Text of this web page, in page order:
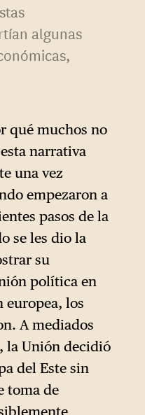
algunas
un
nuevo,
y
de
el euro no
durante
que el
mercado
moneda
posibles
la
qué muchos no
narrativa
una vez
empezaron a
pasos de la
se les dio la
su
política en
europea, los
A mediados
la Unión decidió
del Este sin
toma de